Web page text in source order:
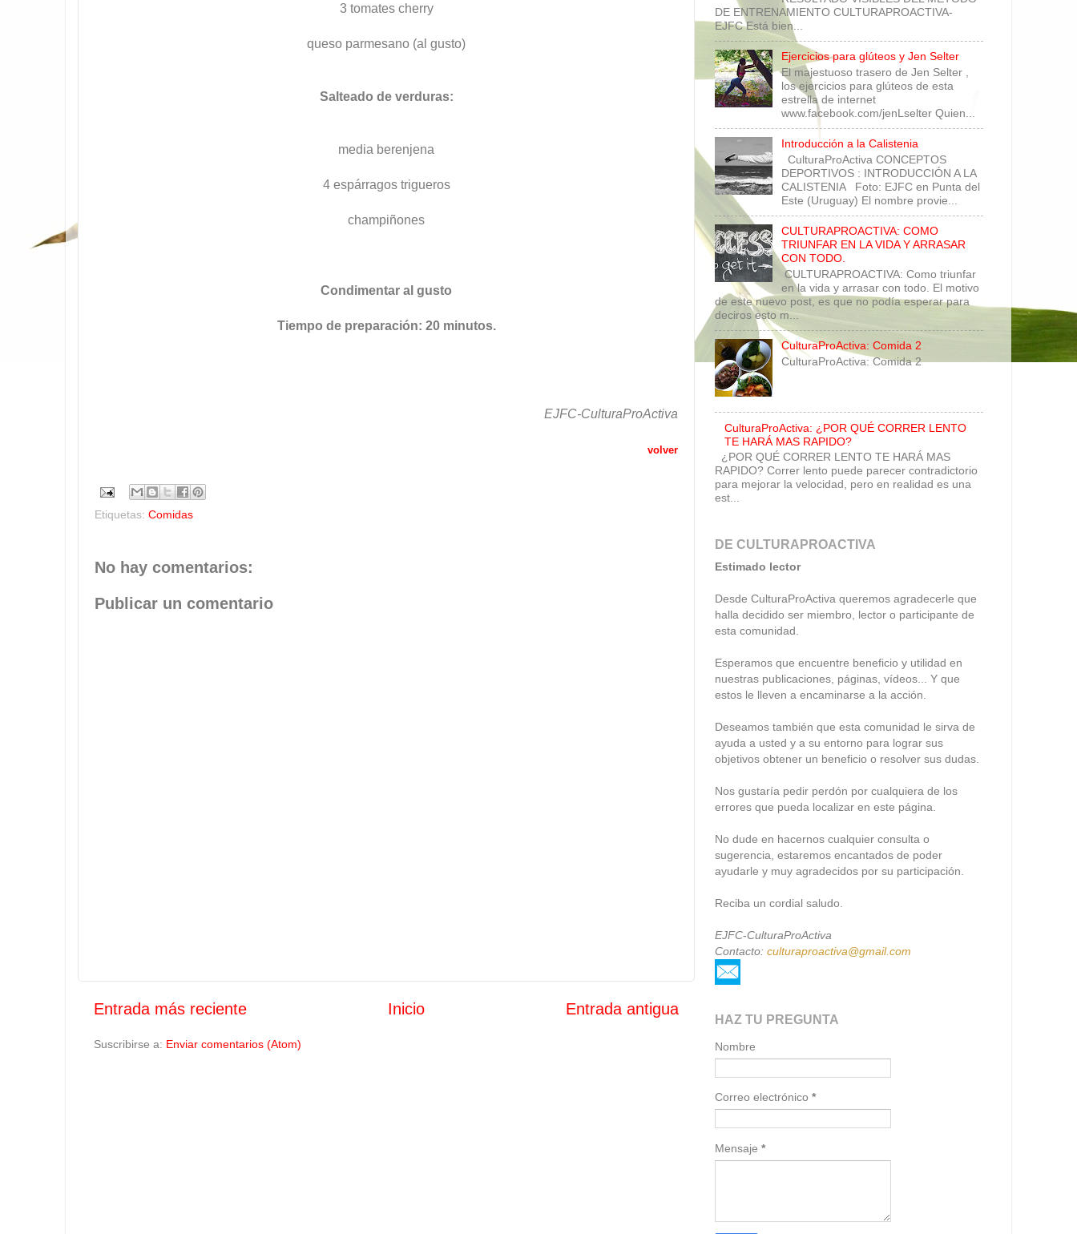
3 tomates cherry
queso parmesano (al gusto)
Salteado de verduras:
media berenjena
4 espárragos trigueros
champiñones
Condimentar al gusto
Tiempo de preparación: 20 minutos.
EJFC-CulturaProActiva
volver
Etiquetas: Comidas
No hay comentarios:
Publicar un comentario
Entrada más reciente Entrada antigua
Inicio
Suscribirse a: Enviar comentarios (Atom)
DE ENTRENAMIENTO CULTURAPROACTIVA-
EJFC Está bien...
Ejercicios para glúteos y Jen Selter
El majestuoso trasero de Jen Selter ,
los ejercicios para glúteos de esta
estrella de internet
www.facebook.com/jenLselter Quien...
Introducción a la Calistenia
CulturaProActiva CONCEPTOS
DEPORTIVOS : INTRODUCCIÓN A LA
CALISTENIA Foto: EJFC en Punta del
Este (Uruguay) El nombre provie...
CULTURAPROACTIVA: COMO
TRIUNFAR EN LA VIDA Y ARRASAR
CON TODO.
CULTURAPROACTIVA: Como triunfar
en la vida y arrasar con todo. El motivo
de este nuevo post, es que no podía esperar para
deciros esto m...
CulturaProActiva: Comida 2
CulturaProActiva: Comida 2
CulturaProActiva: ¿POR QUÉ CORRER LENTO
TE HARÁ MAS RAPIDO?
¿POR QUÉ CORRER LENTO TE HARÁ MAS
RAPIDO? Correr lento puede parecer contradictorio
para mejorar la velocidad, pero en realidad es una
est...
DE CULTURAPROACTIVA
Estimado lector
Desde CulturaProActiva queremos agradecerle que
halla decidido ser miembro, lector o participante de
esta comunidad.
Esperamos que encuentre beneficio y utilidad en
nuestras publicaciones, páginas, vídeos... Y que
estos le lleven a encaminarse a la acción.
Deseamos también que esta comunidad le sirva de
ayuda a usted y a su entorno para lograr sus
objetivos obtener un beneficio o resolver sus dudas.
Nos gustaría pedir perdón por cualquiera de los
errores que pueda localizar en este página.
No dude en hacernos cualquier consulta o
sugerencia, estaremos encantados de poder
ayudarle y muy agradecidos por su participación.
Reciba un cordial saludo.
EJFC-CulturaProActiva
Contacto: culturaproactiva@gmail.com
HAZ TU PREGUNTA
Nombre
Correo electrónico *
Mensaje *